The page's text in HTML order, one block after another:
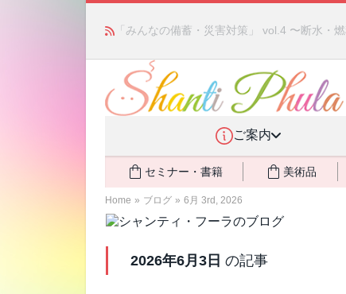
あの人気商品が復活！ アモアプリーズ社の
ント還元中
NEW!
ご案内
セミナー・書籍 美術品
Home » ブログ » 6月 3rd, 2026
2026年6月3日 の記事